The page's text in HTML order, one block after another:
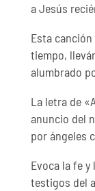
a Jesús
Esta
tiempo,
alumbrado
La letra de
anuncio del
por ángeles
Evoca la fe
testigos del